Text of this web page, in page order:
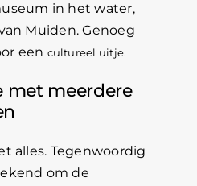
in het water,
Muiden. Genoeg
een cultureel uitje.
met meerdere
alles. Tegenwoordig
om de